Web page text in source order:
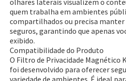
olhares laterais visualizem o
quem trabalha em ambientes
compartilhados ou precisa manter
seguros, garantindo que apenas
exibido.
Compatibilidade do Produto
O Filtro de Privacidade Magnético
foi desenvolvido para oferecer
variedade de ambientes. É ideal